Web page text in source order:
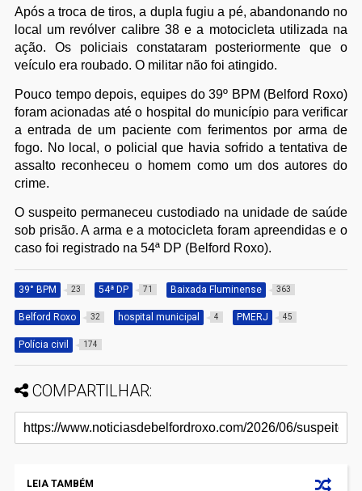
Após a troca de tiros, a dupla fugiu a pé, abandonando no
local um revólver calibre 38 e a motocicleta utilizada na
ação. Os policiais constataram posteriormente que o
veículo era roubado. O militar não foi atingido.
Pouco tempo depois, equipes do 39º BPM (Belford Roxo)
foram acionadas até o hospital do município para verificar
a entrada de um paciente com ferimentos por arma de
fogo. No local, o policial que havia sofrido a tentativa de
assalto reconheceu o homem como um dos autores do
crime.
O suspeito permaneceu custodiado na unidade de saúde
sob prisão. A arma e a motocicleta foram apreendidas e o
caso foi registrado na 54ª DP (Belford Roxo).
39° BPM 23 54ª DP 71 Baixada Fluminense 363
Belford Roxo 32 hospital municipal 4 PMERJ 45
Polícia civil 174
COMPARTILHAR:
LEIA TAMBÉM